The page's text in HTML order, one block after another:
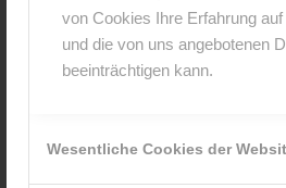
von Cookies Ihre Erfahrung
und die von uns angebotenen
beeinträchtigen kann.
Wesentliche Cookies der
Hinterlasse einen
An der Diskussion beteiligen?